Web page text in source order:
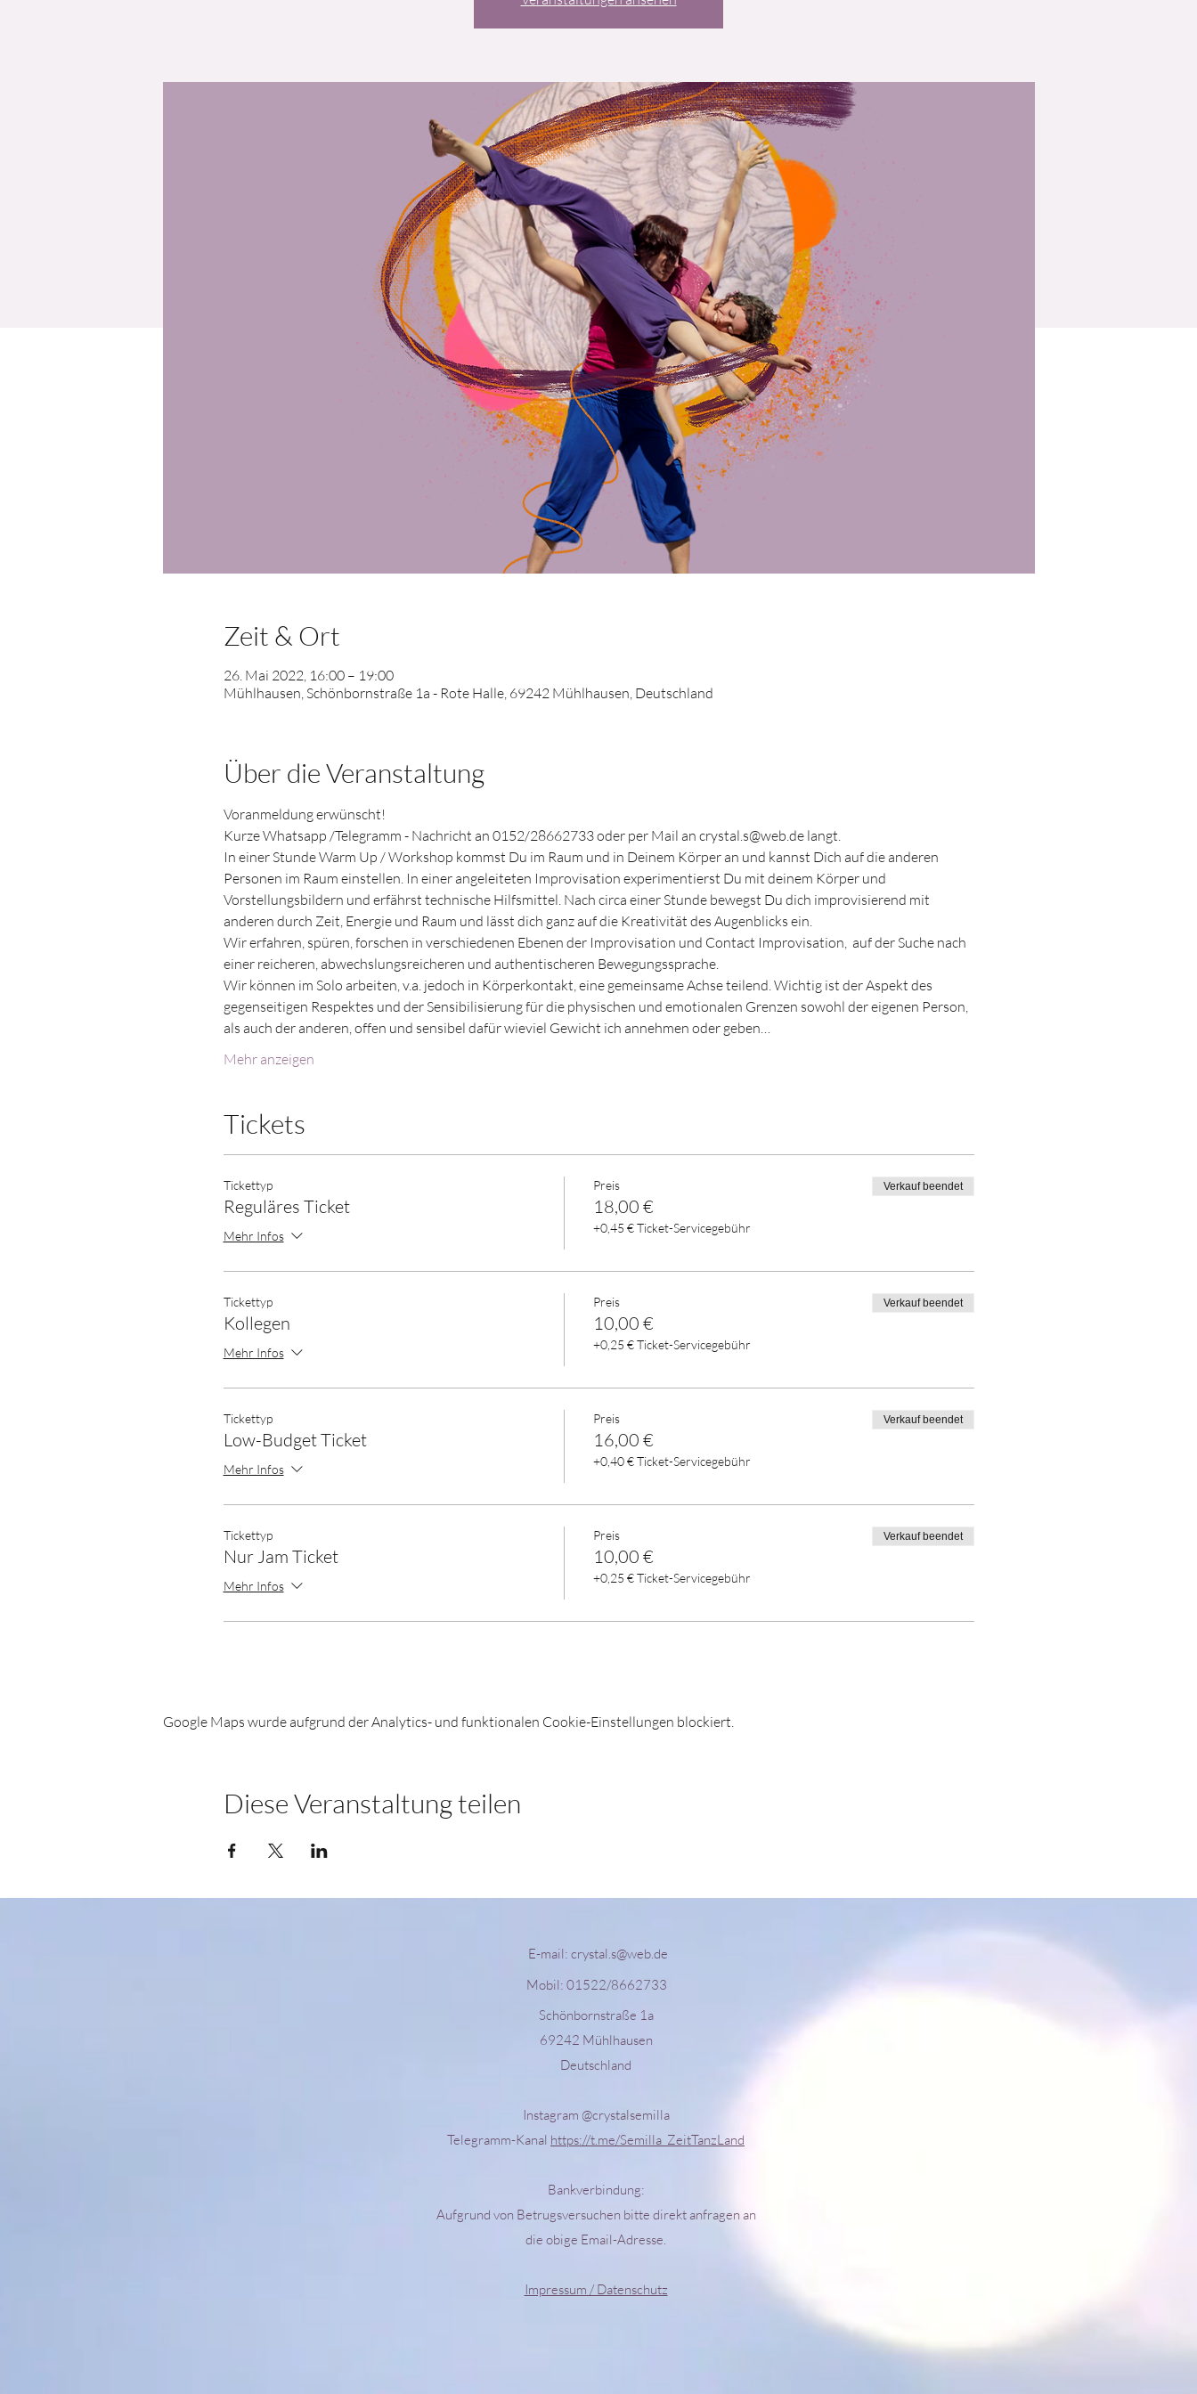
Zeit & Ort
26. Mai 2022, 16:00 – 19:00
Mühlhausen, Schönbornstraße 1a - Rote Halle, 69242 Mühlhausen, Deutschland
Über die Veranstaltung
Voranmeldung erwünscht!
Kurze Whatsapp /Telegramm - Nachricht an 0152/28662733 oder per Mail an crystal.s@web.de langt.
In einer Stunde Warm Up / Workshop kommst Du im Raum und in Deinem Körper an und kannst Dich auf die anderen
Personen im Raum einstellen. In einer angeleiteten Improvisation experimentierst Du mit deinem Körper und
Vorstellungsbildern und erfährst technische Hilfsmittel. Nach circa einer Stunde bewegst Du dich improvisierend mit
anderen durch Zeit, Energie und Raum und lässt dich ganz auf die Kreativität des Augenblicks ein.
Wir erfahren, spüren, forschen in verschiedenen Ebenen der Improvisation und Contact Improvisation,  auf der Suche nach
einer reicheren, abwechslungsreicheren und authentischeren Bewegungssprache.
Wir können im Solo arbeiten, v.a. jedoch in Körperkontakt, eine gemeinsame Achse teilend. Wichtig ist der Aspekt des
gegenseitigen Respektes und der Sensibilisierung für die physischen und emotionalen Grenzen sowohl der eigenen Person,
als auch der anderen, offen und sensibel dafür wieviel Gewicht ich annehmen oder geben…
Mehr anzeigen
Tickets
Tickettyp
Reguläres Ticket
Mehr Infos
Preis
18,00 €
+0,45 € Ticket-Servicegebühr
Verkauf beendet
Tickettyp
Kollegen
Mehr Infos
Preis
10,00 €
+0,25 € Ticket-Servicegebühr
Verkauf beendet
Tickettyp
Low-Budget Ticket
Mehr Infos
Preis
16,00 €
+0,40 € Ticket-Servicegebühr
Verkauf beendet
Tickettyp
Nur Jam Ticket
Mehr Infos
Preis
10,00 €
+0,25 € Ticket-Servicegebühr
Verkauf beendet
Google Maps wurde aufgrund der Analytics- und funktionalen Cookie-Einstellungen blockiert.
Diese Veranstaltung teilen
E-mail: crystal.s@web.de
Mobil: 01522/8662733
Schönbornstraße 1a
69242 Mühlhausen
Deutschland
Instagram @crystalsemilla
Telegramm-Kanal https://t.me/Semilla_ZeitTanzLand
Bankverbindung:
Aufgrund von Betrugsversuchen bitte direkt anfragen an
die obige Email-Adresse.
Impressum / Datenschutz